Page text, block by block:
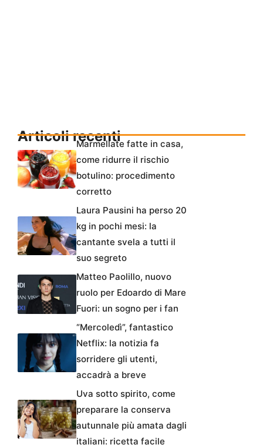
Articoli recentiMarmellate fatte in casa,
come ridurre il rischio
botulino: procedimento
corretto
Laura Pausini ha perso 20
kg in pochi mesi: la
cantante svela a tutti il
suo segreto
Matteo Paolillo, nuovo
ruolo per Edoardo di Mare
Fuori: un sogno per i fan
“Mercoledì”, fantastico
Netflix: la notizia fa
sorridere gli utenti,
accadrà a breve
Uva sotto spirito, come
preparare la conserva
autunnale più amata dagli
italiani: ricetta facile